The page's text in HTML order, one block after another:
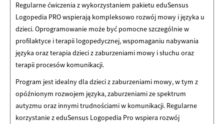
Regularne ćwiczenia z wykorzystaniem pakietu eduSensus
Logopedia PRO wspierają kompleksowo rozwój mowy i języka u
dzieci. Oprogramowanie może być pomocne szczególnie w
profilaktyce i terapii logopedycznej, wspomaganiu nabywania
języka oraz terapia dzieci z zaburzeniami mowy i słuchu oraz
terapii procesów komunikacji.
Program jest idealny dla dzieci z zaburzeniami mowy, w tym z
opóźnionym rozwojem języka, zaburzeniami ze spektrum
autyzmu oraz innymi trudnościami w komunikacji. Regularne
korzystanie z eduSensus Logopedia Pro wspiera rozwój